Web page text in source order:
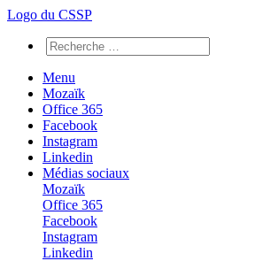
Logo du CSSP
Menu
Mozaïk
Office 365
Facebook
Instagram
Linkedin
Médias sociaux
Mozaïk
Office 365
Facebook
Instagram
Linkedin